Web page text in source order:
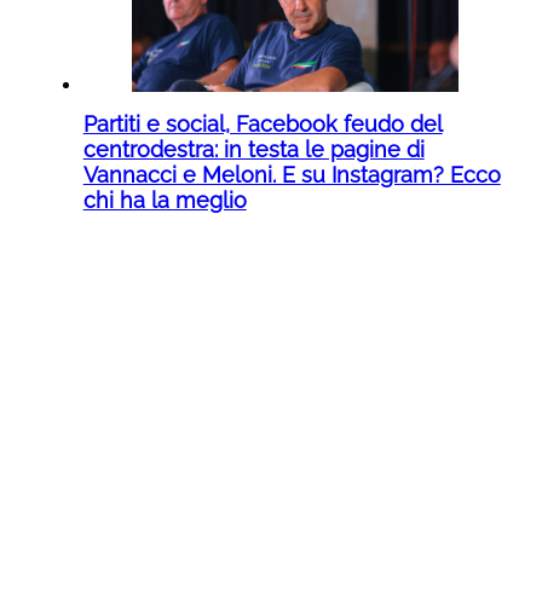
Partiti e social, Facebook feudo del
centrodestra: in testa le pagine di
Vannacci e Meloni. E su Instagram? Ecco
chi ha la meglio